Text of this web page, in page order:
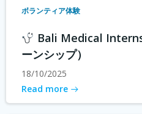
ボランティア体験
Bali Medical
ーンシップ）
18/10/2025
Read more